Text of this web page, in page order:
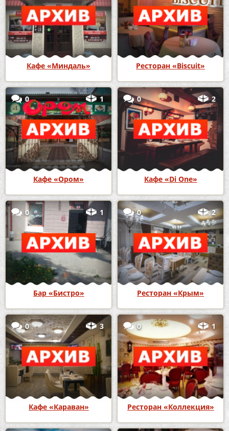
Кафе «Миндаль» Ресторан «Biscuit»
0 1
Кафе «Ором»
0 2
Кафе «Di One»
0 1
Бар «Бистро»
0 2
Ресторан «Крым»
0 3
Кафе «Караван»
0 1
Ресторан «Коллекция»